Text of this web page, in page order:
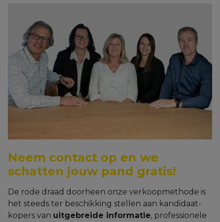
Neem contact op en we
schatten jouw pand gratis!
De rode draad doorheen onze verkoopmethode is
het steeds ter beschikking stellen aan kandidaat-
kopers van uitgebreide informatie, professionele